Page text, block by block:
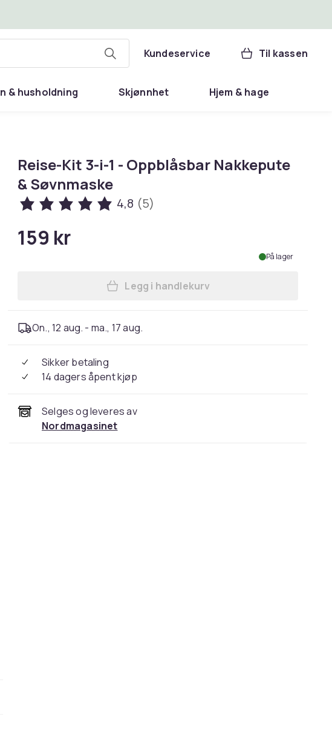
Kundeservice Til kassen
& husholdning Skjønnhet Hjem & hage
Reise-Kit 3-i-1 - Oppblåsbar Nakkepute
& Søvnmaske
4,8 (5)
159 kr
På lager
Legg Reise-Kit 3-i-1 - Oppblåsbar
Legg i handlekurv
On., 12 aug. - ma., 17 aug.
Sikker betaling
14 dagers åpent kjøp
Selges og leveres av
Nordmagasinet